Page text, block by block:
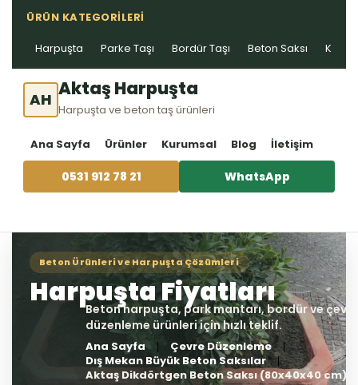
ÜRÜN KATEGORILERI
Harpuşta Parke Taşı Bordür Taşı Beton Saksı Kablo
AH Aktaş Harpuşta
Harpuşta ve beton taş ürünleri
Ana Sayfa Ürünler Kurumsal Blog İletişim
0531 912 78 21 WhatsApp
Ana Sayfa
Çevre Düzenleme
Dış Mekan Büyük Beton Saksılar
Aktaş Dikdörtgen Beton Saksı (80x40x40 cm) –